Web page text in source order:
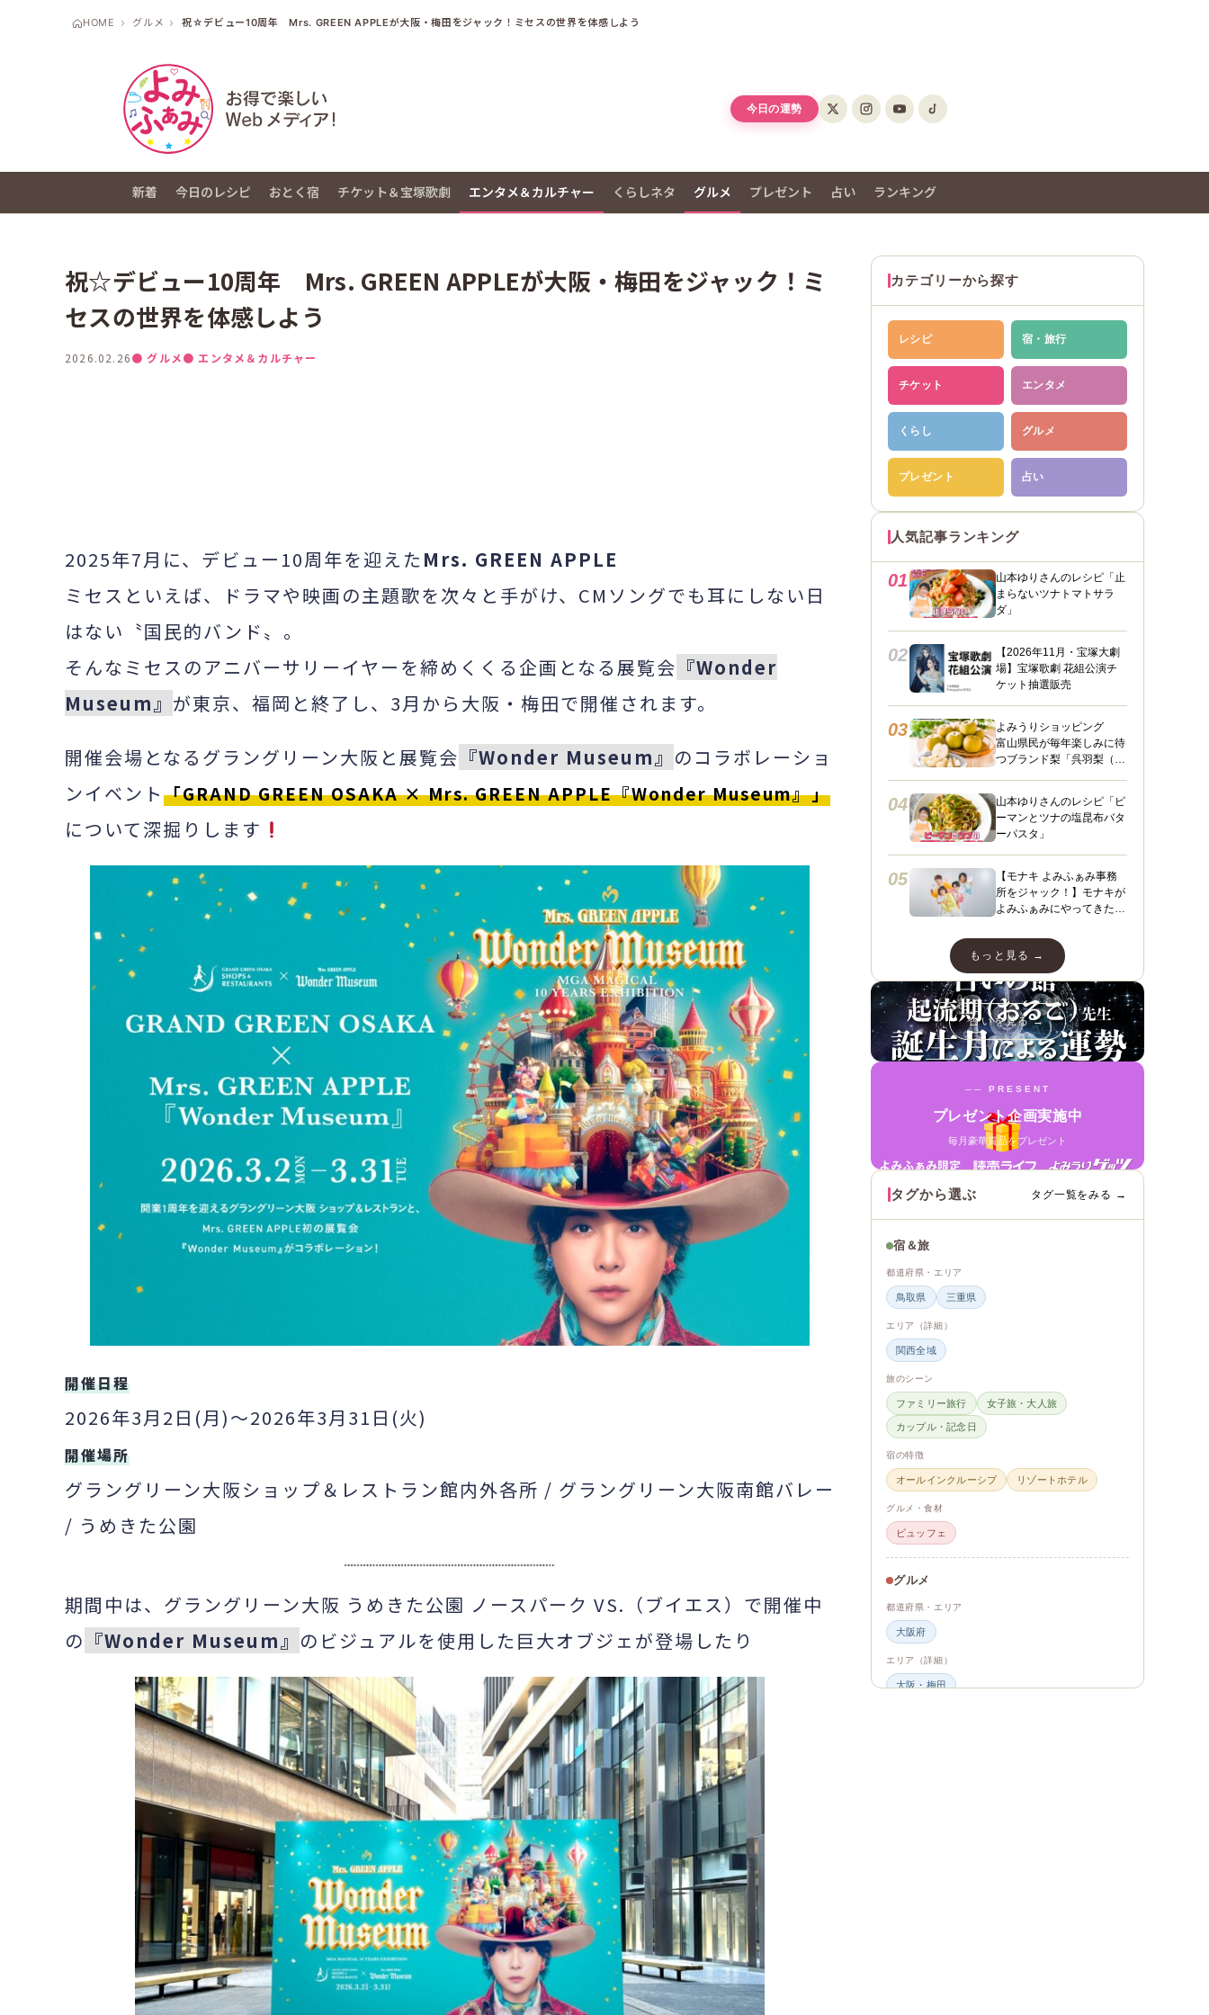
HOME グルメ 祝☆デビュー10周年 Mrs. GREEN APPLEが大阪・梅田をジャック！ミセスの世界を体感しよう
今日の運勢
新着 今日のレシピ おとく宿 チケット＆宝塚歌劇 エンタメ＆カルチャー くらしネタ グルメ プレゼント 占い ランキング
祝☆デビュー10周年 Mrs. GREEN APPLEが大阪・梅田をジャック！ミ
セスの世界を体感しよう
2026.02.26● グルメ● エンタメ＆カルチャー
2025年7月に、デビュー10周年を迎えたMrs. GREEN APPLE
ミセスといえば、ドラマや映画の主題歌を次々と手がけ、 CMソングでも耳にしない日
はない〝国民的バンド〟。
そんなミセスのアニバーサリーイヤーを締めくくる企画となる展覧会 『Wonder
Museum』 が東京、福岡と終了し、3月から大阪・ 梅田で開催されます。
開催会場となるグラングリーン大阪と展覧会 『Wonder Museum』 のコラボレーショ
ンイベント「GRAND GREEN OSAKA × Mrs. GREEN APPLE『Wonder Museum』」
について深掘りします
開催日程
2026年3月2日(月)～2026年3月31日(火)
開催場所
グラングリーン大阪ショップ＆レストラン館内外各所 / グラングリーン大阪南館バレー
/ うめきた公園
期間中は、グラングリーン大阪 うめきた公園 ノースパーク VS.（ブイエス）で開催中
の 『Wonder Museum』 のビジュアルを使用した巨大オブジェが登場したり
カテゴリーから探す
レシピ 宿・旅行
チケット エンタメ
くらし グルメ
プレゼント 占い
人気記事ランキング
01
山本ゆりさんのレシピ「止
まらないツナトマトサラ
ダ」
02
【2026年11月・宝塚大劇
場】宝塚歌劇 花組公演チ
ケット抽選販売
03
よみうりショッピング
富山県民が毎年楽しみに待
つブランド梨「呉羽梨（幸
04
山本ゆりさんのレシピ「ピ
ーマンとツナの塩昆布バタ
ーパスタ」
05
【モナキ よみふぁみ事務
所をジャック！】モナキが
よみふぁみにやってきた！
ダンスあり☆スペシャルイ
ンタビューも＼（＾ ＾）
／
もっと見る →
占いを見る →
── PRESENT
プレゼント企画実施中
毎月豪華賞品をプレゼント
タグから選ぶ タグ一覧をみる →
宿＆旅
都道府県・エリア
鳥取県 三重県
エリア（詳細）
関西全域
旅のシーン
ファミリー旅行 女子旅・大人旅
カップル・記念日
宿の特徴
オールインクルーシブ リゾートホテル
グルメ・食材
ビュッフェ
グルメ
都道府県・エリア
大阪府
エリア（詳細）
大阪・梅田